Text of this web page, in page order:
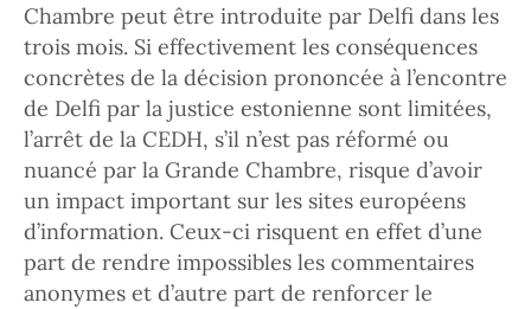
Chambre peut être introduite par Delfi dans les
trois mois. Si effectivement les conséquences
concrètes de la décision prononcée à l’encontre
de Delfi par la justice estonienne sont limitées,
l’arrêt de la CEDH, s’il n’est pas réformé ou
nuancé par la Grande Chambre, risque d’avoir
un impact important sur les sites européens
d’information. Ceux-ci risquent en effet d’une
part de rendre impossibles les commentaires
anonymes et d’autre part de renforcer le